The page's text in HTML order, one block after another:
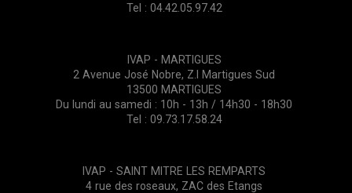
Tel : 04.42.05.97.42
IVAP - MARTIGUES
2 Avenue José Nobre, Z.I Martigues Sud
13500 MARTIGUES
Du lundi au samedi : 10h - 13h / 14h30 - 18h30
Tel : 09.73.17.58.24
IVAP - SAINT MITRE LES REMPARTS
4 rue des roseaux, ZAC des Etangs